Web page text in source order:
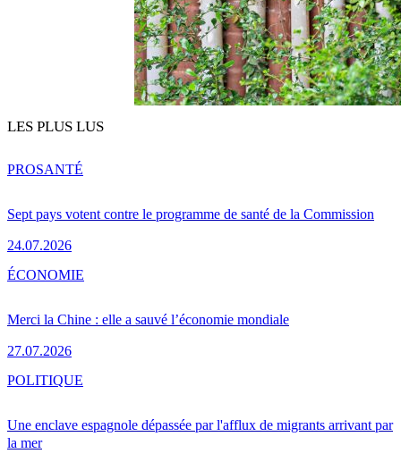
LES PLUS LUS
Sept pays votent contre le programme de santé de la Commission
24.07.2026
PROSANTÉ
Merci la Chine : elle a sauvé l’économie mondiale
27.07.2026
ÉCONOMIE
Une enclave espagnole dépassée par l'afflux de migrants arrivant par
la mer
POLITIQUE